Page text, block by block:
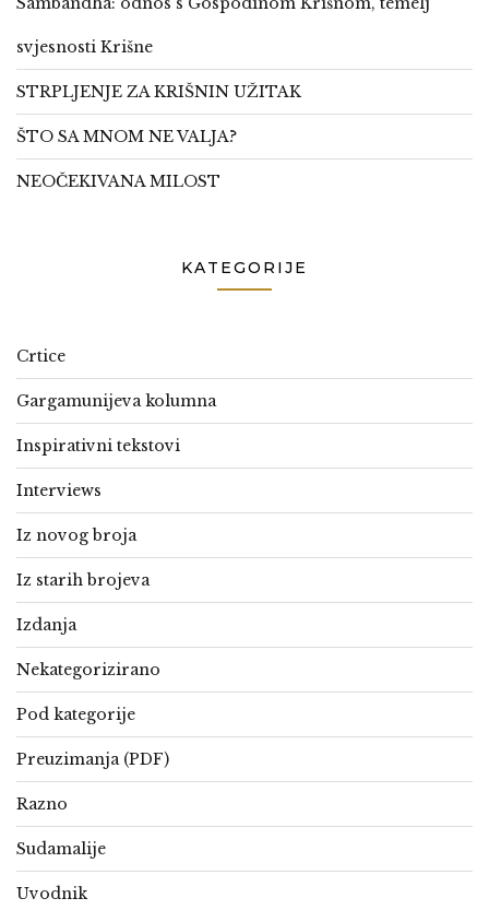
svjesnosti Krišne
STRPLJENJE ZA KRIŠNIN UŽITAK
ŠTO SA MNOM NE VALJA?
NEOČEKIVANA MILOST
KATEGORIJE
Crtice
Gargamunijeva kolumna
Inspirativni tekstovi
Interviews
Iz novog broja
Iz starih brojeva
Izdanja
Nekategorizirano
Pod kategorije
Preuzimanja (PDF)
Razno
Sudamalije
Uvodnik